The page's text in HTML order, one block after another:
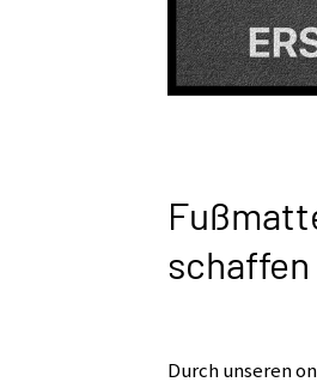
schaffen
Durch unseren